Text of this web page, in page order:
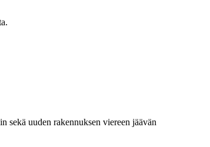
sekä uuden rakennuksen viereen jäävän